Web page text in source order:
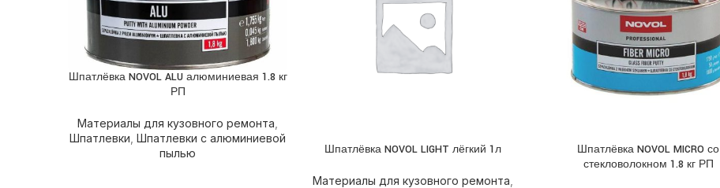
ПОДРОБНЕЕ
Шпатлёвка NOVOL ALU алюминиевая 1.8 кг
РП
Материалы для кузовного ремонта
Шпатлевки Шпатлевки с алюминиевой
пылью
ПОДРОБНЕЕ
Шпатлёвка NOVOL LIGHT лёгкий 1л
Материалы для кузовного ремонта
ПОДРОБНЕЕШпатлёвка NOVOL MICRO со
стекловолокном 1.8 кг РП